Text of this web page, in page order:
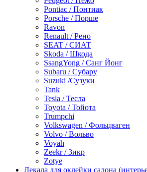
Pontiac / Понтиак
Porsche / Порше
Ravon
Renault / Рено
SEAT / СИАТ
Skoda / Шкода
SsangYong / Санг Йонг
Subaru / Субару
Suzuki /Сузуки
Tank
Tesla / Тесла
Toyota / Тойота
Trumpchi
Volkswagen / Фольцваген
Volvo / Вольво
Voyah
Zeekr / Зикр
Zotye
Лекала для оклейки салона